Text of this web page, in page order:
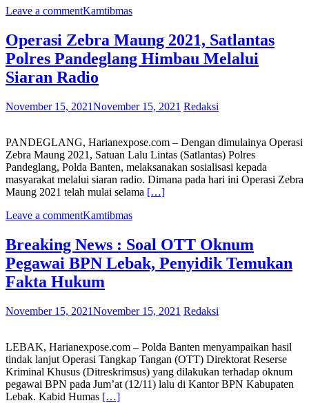
Leave a commentKamtibmas
Operasi Zebra Maung 2021, Satlantas
Polres Pandeglang Himbau Melalui
Siaran Radio
November 15, 2021November 15, 2021 Redaksi
PANDEGLANG, Harianexpose.com – Dengan dimulainya Operasi
Zebra Maung 2021, Satuan Lalu Lintas (Satlantas) Polres
Pandeglang, Polda Banten, melaksanakan sosialisasi kepada
masyarakat melalui siaran radio. Dimana pada hari ini Operasi Zebra
Maung 2021 telah mulai selama […]
Leave a commentKamtibmas
Breaking News : Soal OTT Oknum
Pegawai BPN Lebak, Penyidik Temukan
Fakta Hukum
November 15, 2021November 15, 2021 Redaksi
LEBAK, Harianexpose.com – Polda Banten menyampaikan hasil
tindak lanjut Operasi Tangkap Tangan (OTT) Direktorat Reserse
Kriminal Khusus (Ditreskrimsus) yang dilakukan terhadap oknum
pegawai BPN pada Jum’at (12/11) lalu di Kantor BPN Kabupaten
Lebak. Kabid Humas […]